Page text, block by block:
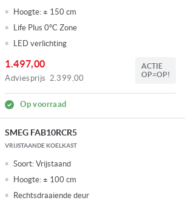
Hoogte: ± 150 cm
Life Plus 0°C Zone
LED verlichting
1.497,00
Adviesprijs 2.399,00
ACTIE
OP=OP!
Op voorraad
SMEG FAB10RCR5
VRIJSTAANDE KOELKAST
Soort: Vrijstaand
Hoogte: ± 100 cm
Rechtsdraaiende deur